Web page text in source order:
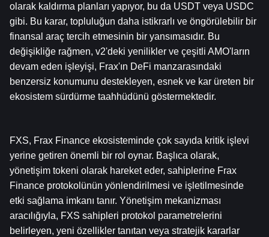
olarak kaldırma planları yapıyor, bu da USDT veya USDC
gibi. Bu karar, topluluğun daha istikrarlı ve öngörülebilir bir
finansal araç tercih etmesinin bir yansımasıdır. Bu
değişikliğe rağmen, v2'deki yenilikler ve çeşitli AMO'ların
devam eden işleyişi, Frax'ın DeFi manzarasındaki
benzersiz konumunu destekleyen, esnek ve kar üreten bir
ekosistem sürdürme taahhüdünü göstermektedir.
FXS, Frax Finance ekosisteminde çok sayıda kritik işlevi
yerine getiren önemli bir rol oynar. Başlıca olarak,
yönetişim tokeni olarak hareket eder, sahiplerine Frax
Finance protokolünün yönlendirilmesi ve işletilmesinde
etki sağlama imkanı tanır. Yönetişim mekanizması
aracılığıyla, FXS sahipleri protokol parametrelerini
belirleyen, yeni özellikler tanıtan veya stratejik kararlar